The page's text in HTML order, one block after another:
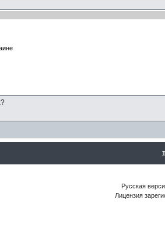
Русская
Лицензия